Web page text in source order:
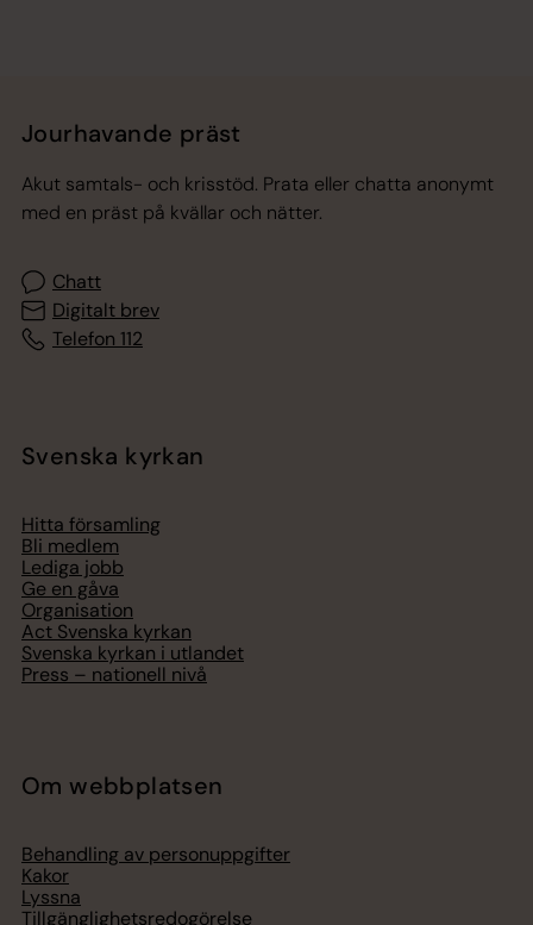
Jourhavande präst
Akut samtals- och krisstöd. Prata eller chatta anonymt
med en präst på kvällar och nätter.
Chatt
Digitalt brev
Telefon 112
Svenska kyrkan
Hitta församling
Bli medlem
Lediga jobb
Ge en gåva
Organisation
Act Svenska kyrkan
Svenska kyrkan i utlandet
Press – nationell nivå
Om webbplatsen
Behandling av personuppgifter
Kakor
Lyssna
Tillgänglighetsredogörelse